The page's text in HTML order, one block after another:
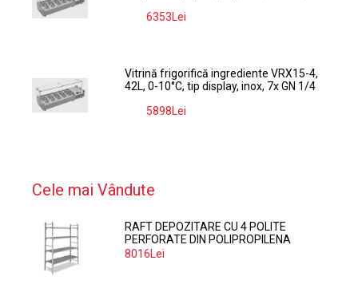
6353Lei
Vitrină frigorifică ingrediente VRX15-4,
42L, 0-10°C, tip display, inox, 7x GN 1/4
5898Lei
Cele mai Vândute
RAFT DEPOZITARE CU 4 POLITE
PERFORATE DIN POLIPROPILENA
374*60 CM
8016Lei